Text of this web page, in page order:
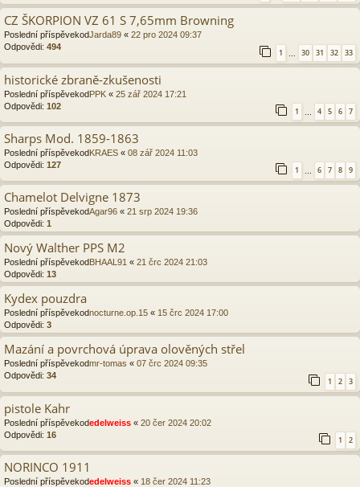
CZ ŠKORPION VZ 61 S 7,65mm Browning
Poslední příspěvekodJarda89 « 22 pro 2024 09:37
Odpovědi: 494
1 30 31 32 33
historické zbraně-zkušenosti
Poslední příspěvekodPPK « 25 zář 2024 17:21
Odpovědi: 102
1 … 4 5 6 7
Sharps Mod. 1859-1863
Poslední příspěvekodKRAES « 08 zář 2024 11:03
Odpovědi: 127
1 … 6 7 8 9
Chamelot Delvigne 1873
Poslední příspěvekodAgar96 « 21 srp 2024 19:36
Odpovědi: 1
Nový Walther PPS M2
Poslední příspěvekod BHAAL91 « 21 črc 2024 21:03
Odpovědi: 13
Kydex pouzdra
Poslední příspěvekodnocturne.op.15 « 15 črc 2024 17:00
Odpovědi: 3
Mazání a povrchová úprava olověných střel
Poslední příspěvekodmr-tomas « 07 črc 2024 09:35
Odpovědi: 34
1 2 3
pistole Kahr
Poslední příspěvekodedelweiss « 20 čer 2024 20:02
Odpovědi: 16
1 2
NORINCO 1911
Poslední příspěvekodedelweiss « 18 čer 2024 11:23